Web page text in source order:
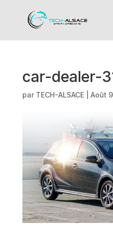
car-dealer-
par TECH-ALSACE| Août